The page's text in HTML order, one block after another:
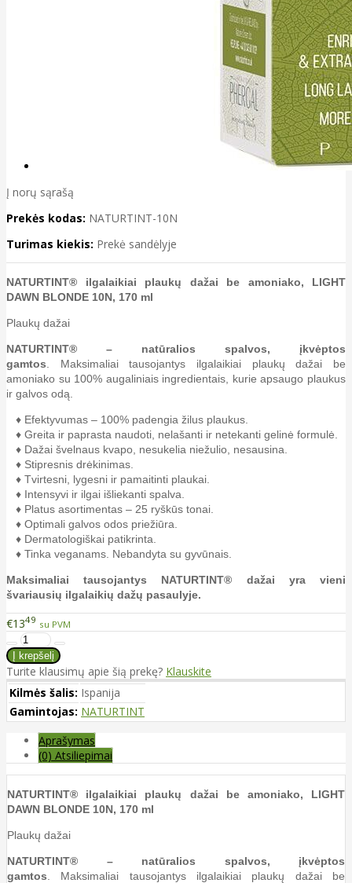
Į norų sąrašą
Prekės kodas: NATURTINT-10N
Turimas kiekis: Prekė sandėlyje
NATURTINT® ilgalaikiai plaukų dažai be amoniako, LIGHT
DAWN BLONDE 10N, 170 ml
Plaukų dažai
NATURTINT® – natūralios spalvos, įkvėptos
gamtos . Maksimaliai tausojantys ilgalaikiai plaukų dažai be
amoniako su 100% augaliniais ingredientais, kurie apsaugo plaukus
ir galvos odą.
♦ Efektyvumas – 100% padengia žilus plaukus.
♦ Greita ir paprasta naudoti, nelašanti ir netekanti gelinė formulė.
♦ Dažai švelnaus kvapo, nesukelia niežulio, nesausina.
♦ Stipresnis drėkinimas.
♦ Tvirtesni, lygesni ir pamaitinti plaukai.
♦ Intensyvi ir ilgai išliekanti spalva.
♦ Platus asortimentas – 25 ryškūs tonai.
♦ Optimali galvos odos priežiūra.
♦ Dermatologiškai patikrinta.
♦ Tinka veganams. Nebandyta su gyvūnais.
Maksimaliai tausojantys NATURTINT® dažai yra vieni
švariausių ilgalaikių dažų pasaulyje.
€1349 su PVM
Turite klausimų apie šią prekę? Klauskite
Kilmės šalis: Ispanija
Gamintojas: NATURTINT
Aprašymas
(0) Atsiliepimai
NATURTINT® ilgalaikiai plaukų dažai be amoniako, LIGHT
DAWN BLONDE 10N, 170 ml
Plaukų dažai
NATURTINT® – natūralios spalvos, įkvėptos
gamtos . Maksimaliai tausojantys ilgalaikiai plaukų dažai be